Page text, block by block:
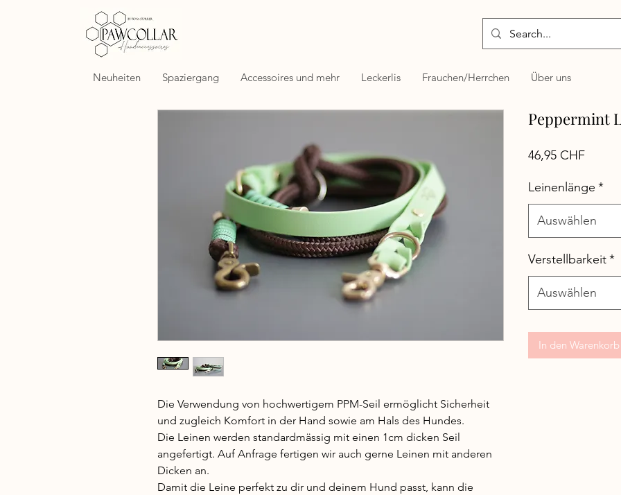
Neuheiten Spaziergang Accessoires und mehr Leckerlis Frauchen/Herrchen Über uns
Die Verwendung von hochwertigem PPM-Seil ermöglicht Sicherheit
und zugleich Komfort in der Hand sowie am Hals des Hundes.
Die Leinen werden standardmässig mit einen 1cm dicken Seil
angefertigt. Auf Anfrage fertigen wir auch gerne Leinen mit anderen
Dicken an.
Damit die Leine perfekt zu dir und deinem Hund passt, kann die
Peppermint
46,95 CHFPreis
Leinenlänge *
Auswählen
Verstellbarkeit*
Auswählen
In den Warenkorb